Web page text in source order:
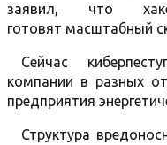
заявил, что
готовят масштабный
Сейчас
компании в разных
предприятия
Структура